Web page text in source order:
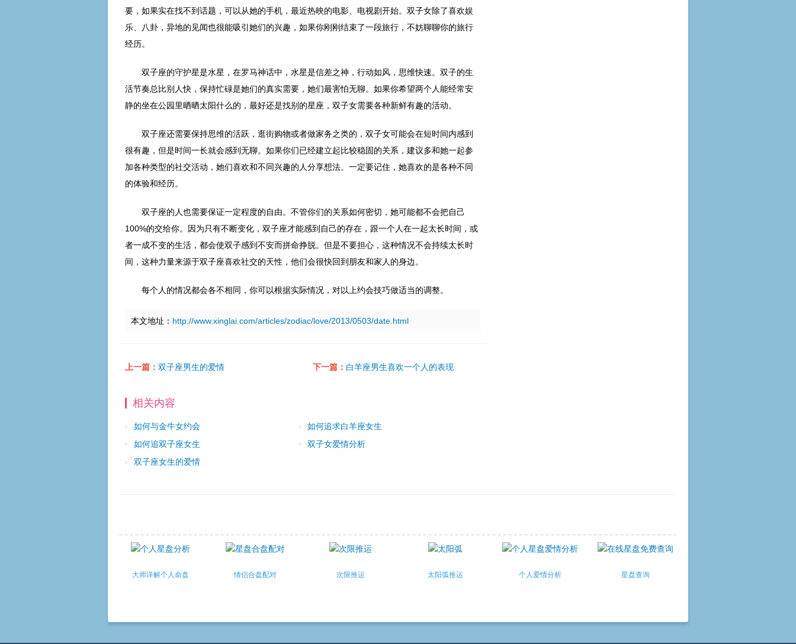
要，如果实在找不到话题，可以从她的手机，最近热映的电影、电视剧开始。双子女除了喜欢娱
乐、八卦，异地的见闻也很能吸引她们的兴趣，如果你刚刚结束了一段旅行，不妨聊聊你的旅行
经历。
双子座的守护星是水星，在罗马神话中，水星是信差之神，行动如风，思维快速。双子的生
活节奏总比别人快，保持忙碌是她们的真实需要，她们最害怕无聊。如果你希望两个人能经常安
静的坐在公园里晒晒太阳什么的，最好还是找别的星座，双子女需要各种新鲜有趣的活动。
双子座还需要保持思维的活跃，逛街购物或者做家务之类的，双子女可能会在短时间内感到
很有趣，但是时间一长就会感到无聊。如果你们已经建立起比较稳固的关系，建议多和她一起参
加各种类型的社交活动，她们喜欢和不同兴趣的人分享想法。一定要记住，她喜欢的是各种不同
的体验和经历。
双子座的人也需要保证一定程度的自由。不管你们的关系如何密切，她可能都不会把自己
100%的交给你。因为只有不断变化，双子座才能感到自己的存在，跟一个人在一起太长时间，或
者一成不变的生活，都会使双子感到不安而拼命挣脱。但是不要担心，这种情况不会持续太长时
间，这种力量来源于双子座喜欢社交的天性，他们会很快回到朋友和家人的身边。
每个人的情况都会各不相同，你可以根据实际情况，对以上约会技巧做适当的调整。
本文地址： http://www.xinglai.com/articles/zodiac/love/2013/0503/date.html
上一篇： 双子座男生的爱情 下一篇： 白羊座男生喜欢一个人的表现
相关内容
如何与金牛女约会
如何追求白羊座女生
如何追双子座女生
双子女爱情分析
双子座女生的爱情
大师详解个人命盘 情侣合盘配对 次限推运 太阳弧推运 个人爱情分析 星盘查询